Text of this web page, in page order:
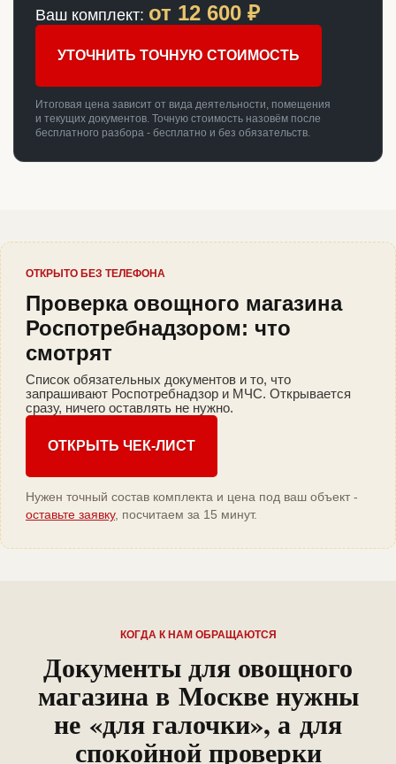
Ваш комплект: от 12 600 ₽
УТОЧНИТЬ ТОЧНУЮ СТОИМОСТЬ
Итоговая цена зависит от вида деятельности, помещения
и текущих документов. Точную стоимость назовём после
бесплатного разбора - бесплатно и без обязательств.
ОТКРЫТО БЕЗ ТЕЛЕФОНА
Проверка овощного магазина
Роспотребнадзором: что
смотрят
Список обязательных документов и то, что
запрашивают Роспотребнадзор и МЧС. Открывается
сразу, ничего оставлять не нужно.
ОТКРЫТЬ ЧЕК-ЛИСТ
Нужен точный состав комплекта и цена под ваш объект -
оставьте заявку, посчитаем за 15 минут.
КОГДА К НАМ ОБРАЩАЮТСЯ
Документы для овощного
магазина в Москве нужны
не «для галочки», а для
спокойной проверки